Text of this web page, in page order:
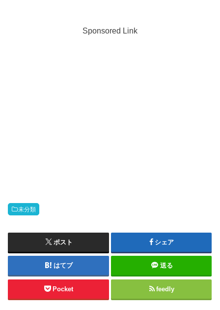
Sponsored Link
未分類
ポスト シェア
はてブ 送る
Pocket feedly